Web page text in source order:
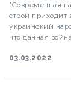
народ
"Современная
строй приходит
украинский
что данная
строя".
03.03.2022